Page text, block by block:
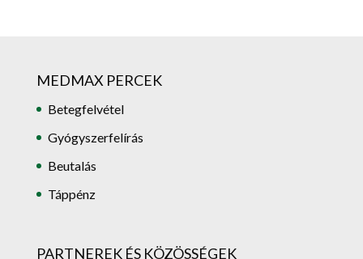
MEDMAX PERCEK
Betegfelvétel
Gyógyszerfelírás
Beutalás
Táppénz
PARTNEREK ÉS KÖZÖSSÉGEK